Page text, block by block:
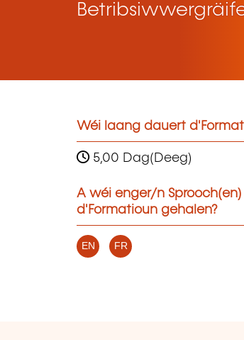
Wéi laang dauert
5,00 Dag(Deeg)
A wéi enger/n
d'Formatioun gehalen?
EN FR